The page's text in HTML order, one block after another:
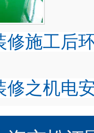
修施工后
修之机电